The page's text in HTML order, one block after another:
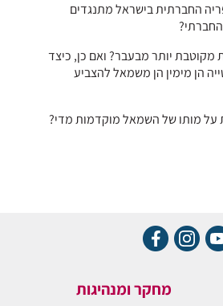
החברתית בישראל מתנגדים
יותר מבעבר? ואם כן, כיצד
הן מימין הן משמאל להצביע
על מותו של השמאל מוקדמות מדי?
מחקר ומנהיגות